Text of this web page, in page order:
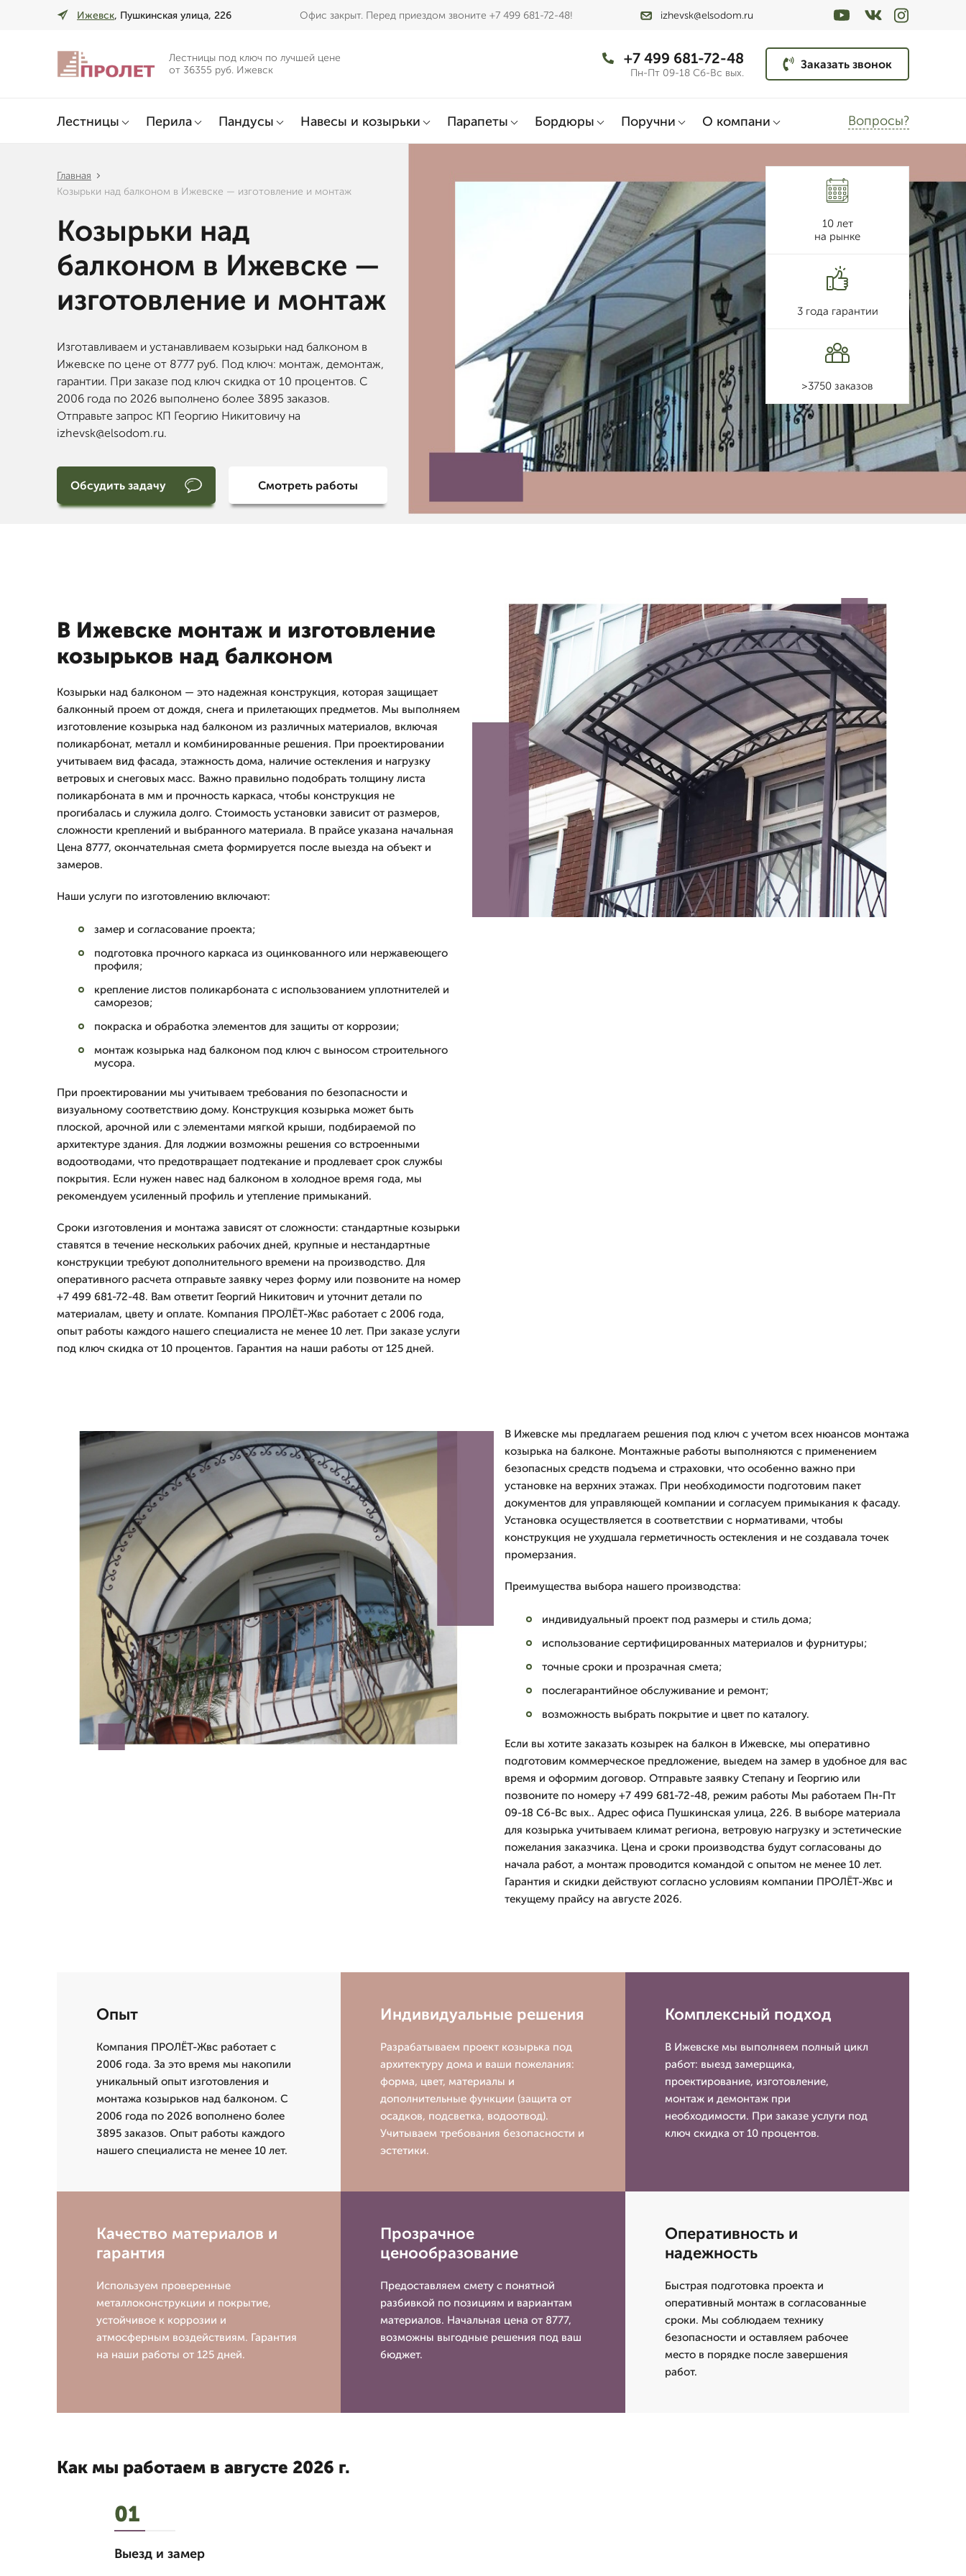
Ижевск, Пушкинская улица, 226 Офис закрыт. Перед приездом звоните +7 499 681-72-48! izhevsk@elsodom.ru
Лестницы под ключ по лучшей цене
от 36355 руб. Ижевск
+7 499 681-72-48
Пн-Пт 09-18 Сб-Вс вых.
Заказать звонок
Лестницы Перила Пандусы Навесы и козырьки Парапеты Бордюры Поручни О компани Вопросы?
Главная
Козырьки над балконом в Ижевске — изготовление и монтаж
Козырьки над
балконом в Ижевске —
изготовление и монтаж
Изготавливаем и устанавливаем козырьки над балконом в
Ижевске по цене от 8777 руб. Под ключ: монтаж, демонтаж,
гарантии. При заказе под ключ скидка от 10 процентов. С
2006 года по 2026 выполнено более 3895 заказов.
Отправьте запрос КП Георгию Никитовичу на
izhevsk@elsodom.ru.
Обсудить задачу Смотреть работы
10 лет
на рынке
3 года гарантии
>3750 заказов
В Ижевске монтаж и изготовление
козырьков над балконом
Козырьки над балконом — это надежная конструкция, которая защищает
балконный проем от дождя, снега и прилетающих предметов. Мы выполняем
изготовление козырька над балконом из различных материалов, включая
поликарбонат, металл и комбинированные решения. При проектировании
учитываем вид фасада, этажность дома, наличие остекления и нагрузку
ветровых и снеговых масс. Важно правильно подобрать толщину листа
поликарбоната в мм и прочность каркаса, чтобы конструкция не
прогибалась и служила долго. Стоимость установки зависит от размеров,
сложности креплений и выбранного материала. В прайсе указана начальная
Цена 8777, окончательная смета формируется после выезда на объект и
замеров.
Наши услуги по изготовлению включают:
замер и согласование проекта;
подготовка прочного каркаса из оцинкованного или нержавеющего
профиля;
крепление листов поликарбоната с использованием уплотнителей и
саморезов;
покраска и обработка элементов для защиты от коррозии;
монтаж козырька над балконом под ключ с выносом строительного
мусора.
При проектировании мы учитываем требования по безопасности и
визуальному соответствию дому. Конструкция козырька может быть
плоской, арочной или с элементами мягкой крыши, подбираемой по
архитектуре здания. Для лоджии возможны решения со встроенными
водоотводами, что предотвращает подтекание и продлевает срок службы
покрытия. Если нужен навес над балконом в холодное время года, мы
рекомендуем усиленный профиль и утепление примыканий.
Сроки изготовления и монтажа зависят от сложности: стандартные козырьки
ставятся в течение нескольких рабочих дней, крупные и нестандартные
конструкции требуют дополнительного времени на производство. Для
оперативного расчета отправьте заявку через форму или позвоните на номер
+7 499 681-72-48. Вам ответит Георгий Никитович и уточнит детали по
материалам, цвету и оплате. Компания ПРОЛЁТ-Жвс работает с 2006 года,
опыт работы каждого нашего специалиста не менее 10 лет. При заказе услуги
под ключ скидка от 10 процентов. Гарантия на наши работы от 125 дней.
В Ижевске мы предлагаем решения под ключ с учетом всех нюансов монтажа
козырька на балконе. Монтажные работы выполняются с применением
безопасных средств подъема и страховки, что особенно важно при
установке на верхних этажах. При необходимости подготовим пакет
документов для управляющей компании и согласуем примыкания к фасаду.
Установка осуществляется в соответствии с нормативами, чтобы
конструкция не ухудшала герметичность остекления и не создавала точек
промерзания.
Преимущества выбора нашего производства:
индивидуальный проект под размеры и стиль дома;
использование сертифицированных материалов и фурнитуры;
точные сроки и прозрачная смета;
послегарантийное обслуживание и ремонт;
возможность выбрать покрытие и цвет по каталогу.
Если вы хотите заказать козырек на балкон в Ижевске, мы оперативно
подготовим коммерческое предложение, выедем на замер в удобное для вас
время и оформим договор. Отправьте заявку Степану и Георгию или
позвоните по номеру +7 499 681-72-48, режим работы Мы работаем Пн-Пт
09-18 Сб-Вс вых.. Адрес офиса Пушкинская улица, 226. В выборе материала
для козырька учитываем климат региона, ветровую нагрузку и эстетические
пожелания заказчика. Цена и сроки производства будут согласованы до
начала работ, а монтаж проводится командой с опытом не менее 10 лет.
Гарантия и скидки действуют согласно условиям компании ПРОЛЁТ-Жвс и
текущему прайсу на августе 2026.
Опыт
Компания ПРОЛЁТ-Жвс работает с
2006 года. За это время мы накопили
уникальный опыт изготовления и
монтажа козырьков над балконом. С
2006 года по 2026 вополнено более
3895 заказов. Опыт работы каждого
нашего специалиста не менее 10 лет.
Индивидуальные решения
Разрабатываем проект козырька под
архитектуру дома и ваши пожелания:
форма, цвет, материалы и
дополнительные функции (защита от
осадков, подсветка, водоотвод).
Учитываем требования безопасности и
эстетики.
Комплексный подход
В Ижевске мы выполняем полный цикл
работ: выезд замерщика,
проектирование, изготовление,
монтаж и демонтаж при
необходимости. При заказе услуги под
ключ скидка от 10 процентов.
Качество материалов и
гарантия
Используем проверенные
металлоконструкции и покрытие,
устойчивое к коррозии и
атмосферным воздействиям. Гарантия
на наши работы от 125 дней.
Прозрачное
ценообразование
Предоставляем смету с понятной
разбивкой по позициям и вариантам
материалов. Начальная цена от 8777,
возможны выгодные решения под ваш
бюджет.
Оперативность и
надежность
Быстрая подготовка проекта и
оперативный монтаж в согласованные
сроки. Мы соблюдаем технику
безопасности и оставляем рабочее
место в порядке после завершения
работ.
Как мы работаем в августе 2026 г.
01
Выезд и замер